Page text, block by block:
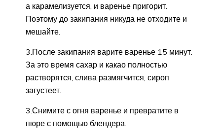
а карамелизуется, и варенье пригорит.
Поэтому до закипания никуда не отходите и
мешайте.
3.После закипания варите варенье 15 минут.
За это время сахар и какао полностью
растворятся, слива размягчится, сироп
загустеет.
3.Снимите с огня варенье и превратите в
пюре с помощью блендера.